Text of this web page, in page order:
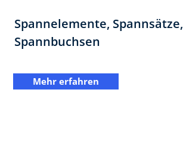
Spannelemente, Spannsätze,
Spannbuchsen
Mehr erfahren